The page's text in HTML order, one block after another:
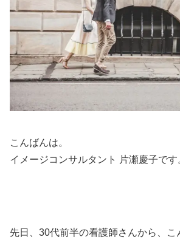
こんばんは。
イメージコンサルタント 片瀬慶子です
先日、30代前半の看護師さんから、こ